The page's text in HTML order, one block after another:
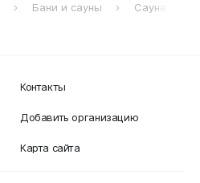
Бани и сауны Сауна
Контакты
Добавить организацию
Карта сайта